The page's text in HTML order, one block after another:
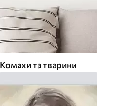
Комахи та тварини